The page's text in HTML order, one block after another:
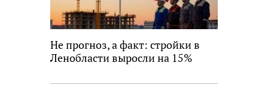
Не прогноз, а факт: стройки в
Ленобласти выросли на 15%